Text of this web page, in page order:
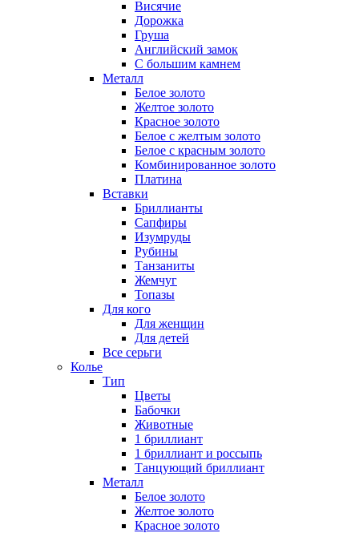
Висячие
Дорожка
Груша
Английский замок
С большим камнем
Металл
Белое золото
Желтое золото
Красное золото
Белое с желтым золото
Белое с красным золото
Комбинированное золото
Платина
Вставки
Бриллианты
Сапфиры
Изумруды
Рубины
Танзаниты
Жемчуг
Топазы
Для кого
Для женщин
Для детей
Все серьги
Колье
Тип
Цветы
Бабочки
Животные
1 бриллиант
1 бриллиант и россыпь
Танцующий бриллиант
Металл
Белое золото
Желтое золото
Красное золото